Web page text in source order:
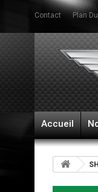
Contact Plan
Accueil